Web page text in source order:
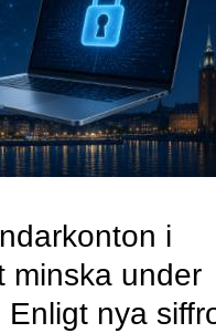
i
minska under
nya